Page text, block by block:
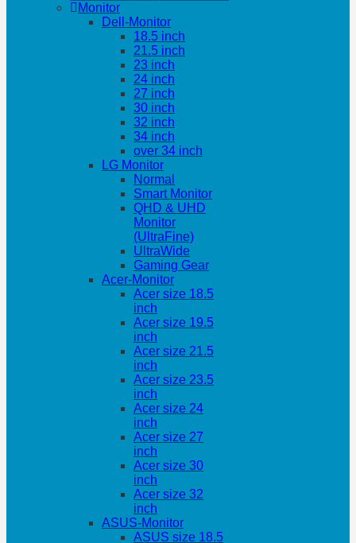
Monitor
Dell-Monitor
18.5 inch
21.5 inch
23 inch
24 inch
27 inch
30 inch
32 inch
34 inch
over 34 inch
LG Monitor
Normal
Smart Monitor
QHD & UHD
Monitor
(UltraFine)
UltraWide
Gaming Gear
Acer-Monitor
Acer size 18.5
inch
Acer size 19.5
inch
Acer size 21.5
inch
Acer size 23.5
inch
Acer size 24
inch
Acer size 27
inch
Acer size 30
inch
Acer size 32
inch
ASUS-Monitor
ASUS size 18.5